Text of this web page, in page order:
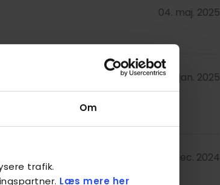
Om
trafik.
Læs mere her
04. maj. 2025
05. jan. 2025
19. dec. 2024